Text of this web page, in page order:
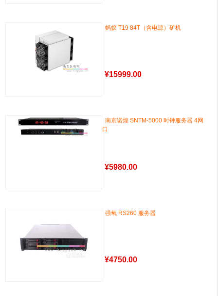
蚂蚁 T19 84T（含电源）矿机
¥15999.00
南京诺煌 SNTM-5000 时钟服务器 4网
口
¥5980.00
强氧 RS260 服务器
¥4750.00